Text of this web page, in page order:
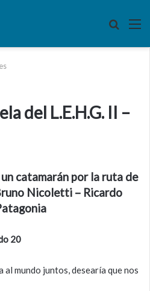
Buscar
del L.E.H.G. II –
catamarán por la ruta de
Nicoletti – Ricardo
20
mundo juntos, desearía que nos